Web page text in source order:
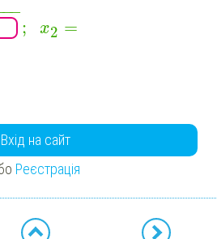
−
−
; x2 =
Вхід на сайт
Реєстрація